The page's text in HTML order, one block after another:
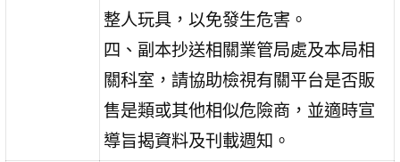
整人玩具，以免發生危害。
四、副本抄送相關業管局處及本局相
關科室，請協助檢視有關平台是否販
售是類或其他相似危險商，並適時宣
導旨揭資料及刊載週知。